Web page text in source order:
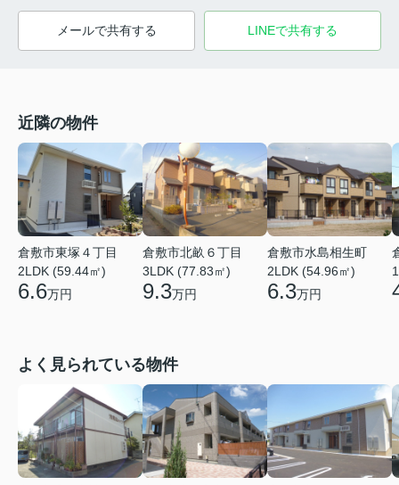
メールで共有する LINEで共有する
近隣の物件
倉敷市東塚４丁目
2LDK (59.44㎡)
6.6万円
倉敷市北畝６丁目
3LDK (77.83㎡)
9.3万円
倉敷市水島相生町
2LDK (54.96㎡)
6.3万円
よく見られている物件